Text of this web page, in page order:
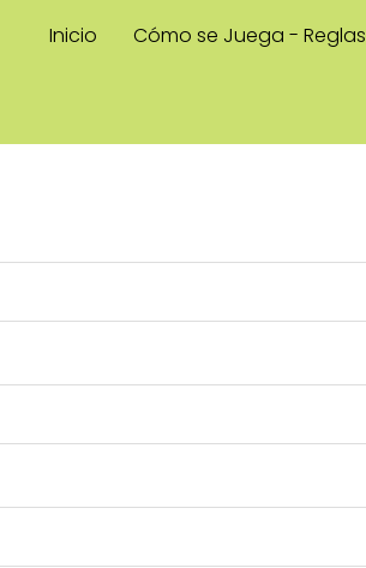
Inicio Cómo se Juega - Reglas